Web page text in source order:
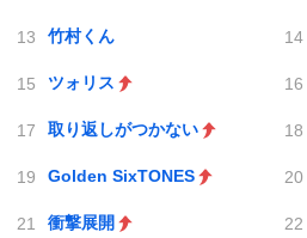
竹村くん
ツォリス
取り返しがつかない
Golden SixTONES
衝撃展開